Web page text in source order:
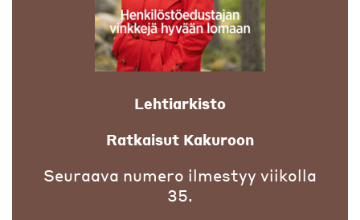
Lehtiarkisto
Ratkaisut Kakuroon
Seuraava numero ilmestyy viikolla
35.